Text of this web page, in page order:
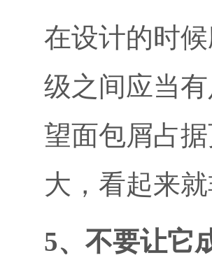
在设计的时
级之间应当
望面包屑占
大，看起来
5、不要让它